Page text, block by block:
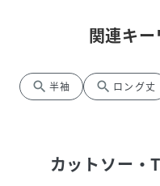
関連キ
search 半袖 search ロング丈
カットソー・